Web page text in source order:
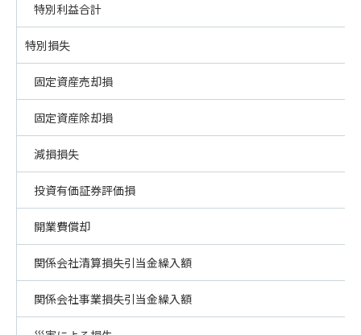
特別利益合計
特別損失
固定資産売却損
固定資産除却損
減損損失
投資有価証券評価損
開業費償却
関係会社清算損失引当金繰入額
関係会社事業損失引当金繰入額